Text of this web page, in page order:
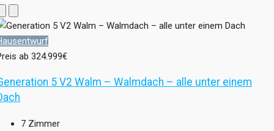
ab 324.999€
5 V2 Walm – Walmdach – alle unter einem
7 Zimmer